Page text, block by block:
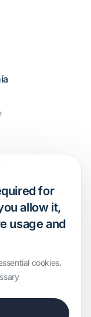
for
allow it,
usage and
cookies.